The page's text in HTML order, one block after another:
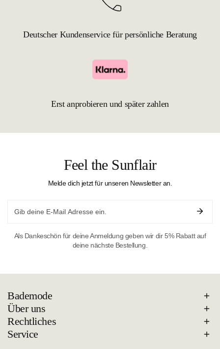
Deutscher Kundenservice für persönliche Beratung
Erst anprobieren und später zahlen
Feel the Sunflair
Melde dich jetzt für unseren Newsletter an.
Als Dankeschön für deine Anmeldung geben wir dir 5% Rabatt auf
deine nächste Bestellung.
Bademode
Über uns
Rechtliches
Service